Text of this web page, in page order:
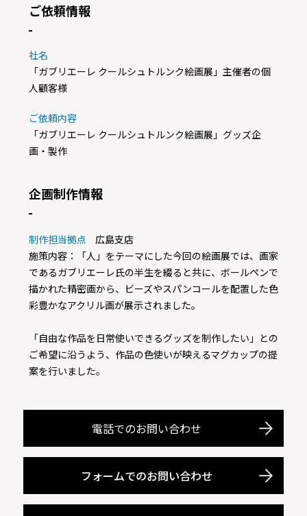
ご依頼情報
社名
「ガブリエーレ クールシュトルンク絵画展」主催者の個
人顧客様
ご依頼内容
「ガブリエーレ クールシュトルンク絵画展」グッズ企
画・製作
企画制作情報
制作担当拠点
広島支店
施策内容：「人」をテーマにした今回の絵画展では、画家
であるガブリエーレ氏の半生を綴ると共に、ボールペンで
描かれた精密画から、ビーズやスパンコールを配置した色
彩豊かなアクリル画が展示されました。
「自由な作品を日常使いできるグッズを制作したい」との
ご希望に沿うよう、作品の色使いが映えるマグカップの提
案を行いました。
電話でのお問い合わせ
フォームでのお問い合わせ